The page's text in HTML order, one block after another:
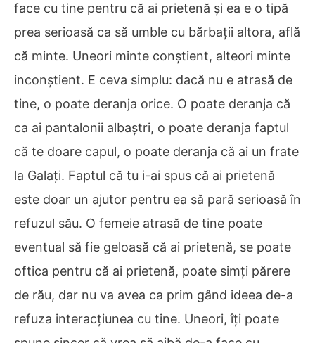
face cu tine pentru că ai prietenă și ea e o tipă
prea serioasă ca să umble cu bărbații altora, află
că minte. Uneori minte conștient, alteori minte
inconștient. E ceva simplu: dacă nu e atrasă de
tine, o poate deranja orice. O poate deranja că
ca ai pantalonii albaștri, o poate deranja faptul
că te doare capul, o poate deranja că ai un frate
la Galați. Faptul că tu i-ai spus că ai prietenă
este doar un ajutor pentru ea să pară serioasă în
refuzul său. O femeie atrasă de tine poate
eventual să fie geloasă că ai prietenă, se poate
oftica pentru că ai prietenă, poate simți părere
de rău, dar nu va avea ca prim gând ideea de-a
refuza interacțiunea cu tine. Uneori, îți poate